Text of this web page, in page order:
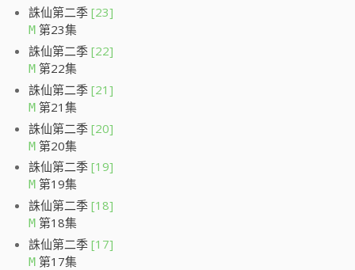
誅仙第二季 [23]
M 第23集
誅仙第二季 [22]
M 第22集
誅仙第二季 [21]
M 第21集
誅仙第二季 [20]
M 第20集
誅仙第二季 [19]
M 第19集
誅仙第二季 [18]
M 第18集
誅仙第二季 [17]
M 第17集